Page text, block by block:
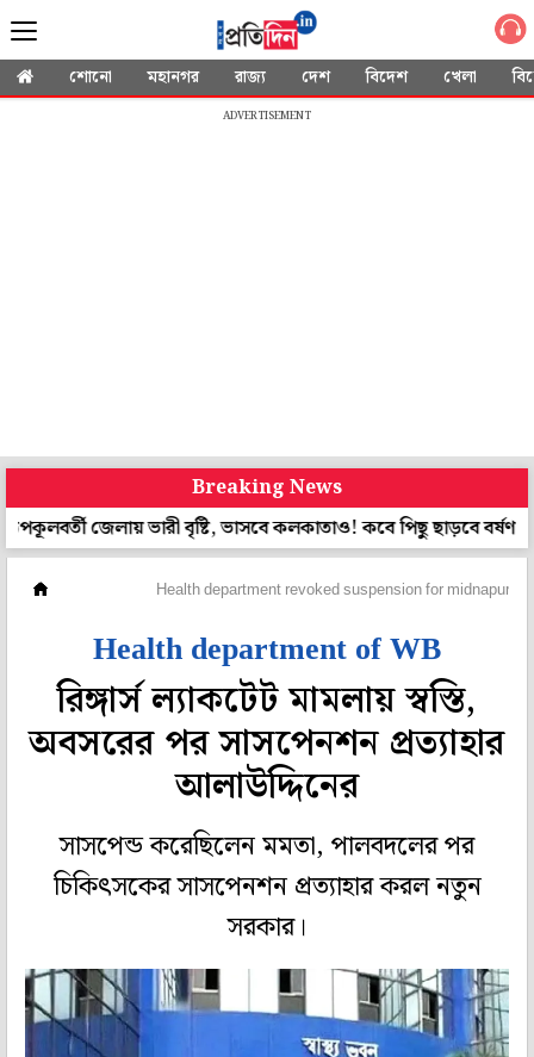
শোনো মহানগর রাজ্য দেশ বিদেশ খেলা
ADVERTISEMENT
Breaking News
জেলায় ভারী বৃষ্টি, ভাসবে কলকাতাও! কবে পিছু ছাড়বে বর্ষণ?
Health department revoked suspension for midnapur
Health department of WB
রিঙ্গার্স ল্যাকটেট মামলায় স্বস্তি,
অবসরের পর সাসপেনশন প্রত্যাহার
আলাউদ্দিনের
সাসপেন্ড করেছিলেন মমতা, পালবদলের পর
চিকিৎসকের সাসপেনশন প্রত্যাহার করল নতুন
সরকার।